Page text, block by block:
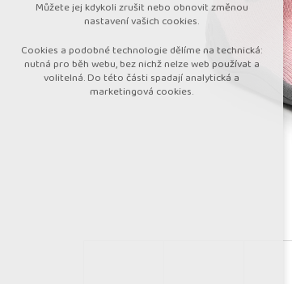
Přijmout všechny cookies
Odmítnout vše
Můžete jej kdykoli zrušit nebo obnovit změnou
nastavení vašich cookies.
Cookies a podobné technologie dělíme na technická:
nutná pro běh webu, bez nichž nelze web používat a
volitelná. Do této části spadají analytická a
marketingová cookies.